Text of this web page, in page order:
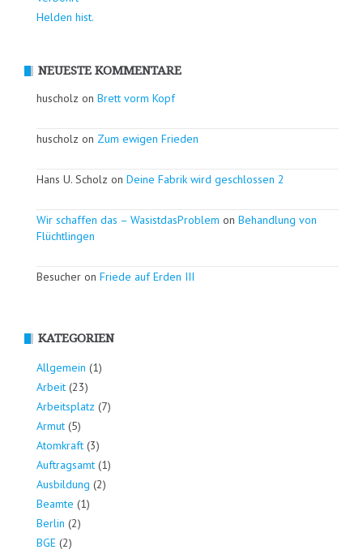
Helden hist.
NEUESTE KOMMENTARE
huscholz on Brett vorm Kopf
huscholz on Zum ewigen Frieden
Hans U. Scholz on Deine Fabrik wird geschlossen 2
Wir schaffen das – WasistdasProblem on Behandlung von
Flüchtlingen
Besucher on Friede auf Erden III
KATEGORIEN
Allgemein (1)
Arbeit (23)
Arbeitsplatz (7)
Armut (5)
Atomkraft (3)
Auftragsamt (1)
Ausbildung (2)
Beamte (1)
Berlin (2)
BGE (2)